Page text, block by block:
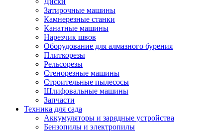
Затирочные машины
Камнерезные станки
Канатные машины
Нарезчик швов
Оборудование для алмазного бурения
Плиткорезы
Рельсорезы
Стенорезные машины
Строительные пылесосы
Шлифовальные машины
Запчасти
Техника для сада
Аккумуляторы и зарядные устройства
Бензопилы и электропилы